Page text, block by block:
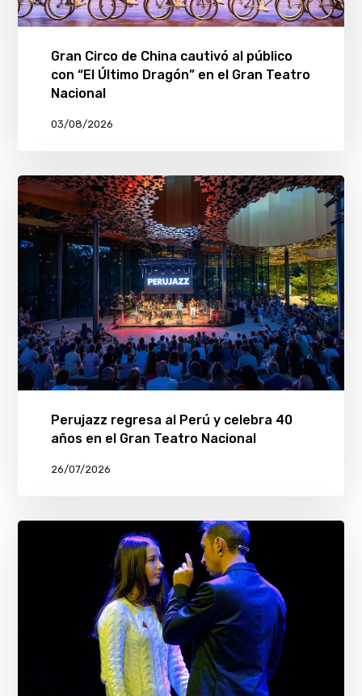
Gran Circo de China cautivó al público
con “El Último Dragón” en el Gran Teatro
Nacional
03/08/2026
Perujazz regresa al Perú y celebra 40
años en el Gran Teatro Nacional
26/07/2026